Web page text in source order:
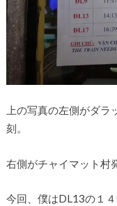
上の写真の左側がダ
刻。
右側がチャイマット村
今回、僕はDL13の１